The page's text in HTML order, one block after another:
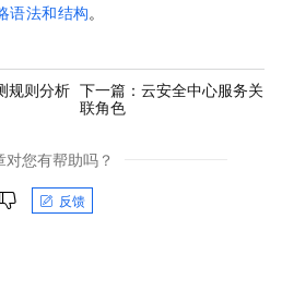
语法和结构。
规则分析 下一篇：云安全中心服务关
联角色
对您有帮助吗？
反馈